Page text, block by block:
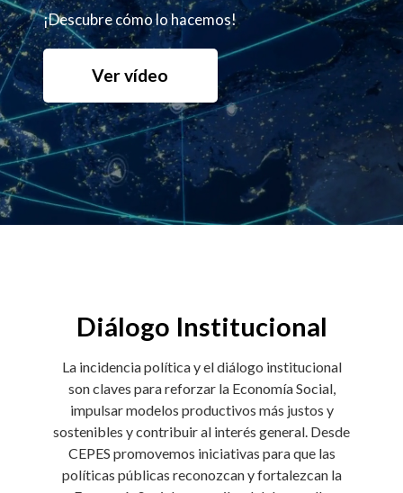
¡Descubre cómo lo hacemos!
Ver vídeo
Diálogo Institucional
La incidencia política y el diálogo institucional
son claves para reforzar la Economía Social,
impulsar modelos productivos más justos y
sostenibles y contribuir al interés general. Desde
CEPES promovemos iniciativas para que las
políticas públicas reconozcan y fortalezcan la